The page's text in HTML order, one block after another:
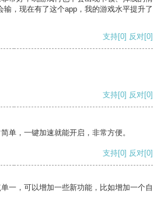
输，现在有了这个app，我的游戏水平提升了
支持[0] 反对[0]
支持[0] 反对[0]
单，一键加速就能开启，非常方便。
支持[0] 反对[0]
一，可以增加一些新功能，比如增加一个自